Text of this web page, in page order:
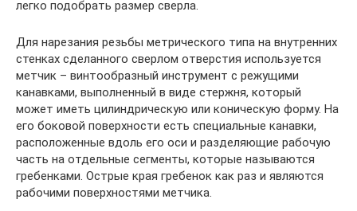
легко подобрать размер сверла.
Для нарезания резьбы метрического типа на внутренних
стенках сделанного сверлом отверстия используется
метчик – винтообразный инструмент с режущими
канавками, выполненный в виде стержня, который
может иметь цилиндрическую или коническую форму. На
его боковой поверхности есть специальные канавки,
расположенные вдоль его оси и разделяющие рабочую
часть на отдельные сегменты, которые называются
гребенками. Острые края гребенок как раз и являются
рабочими поверхностями метчика.